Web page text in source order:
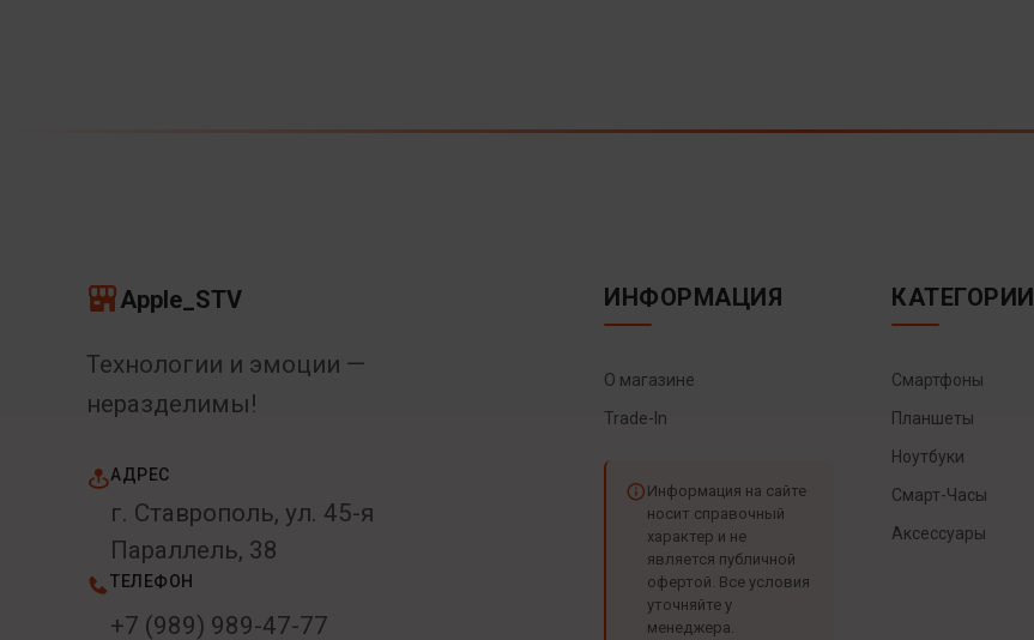
Apple_STV
Технологии и эмоции —
неразделимы!
АДРЕС
г. Ставрополь, ул. 45-я
Параллель, 38
ТЕЛЕФОН
+7 (989) 989-47-77
ИНФОРМАЦИЯ
О магазине
Trade-In
Информация на сайте
носит справочный
характер и не
является публичной
офертой. Все условия
уточняйте у
менеджера.
КАТЕГОРИИ
Смартфоны
Планшеты
Ноутбуки
Смарт-Часы
Аксессуары